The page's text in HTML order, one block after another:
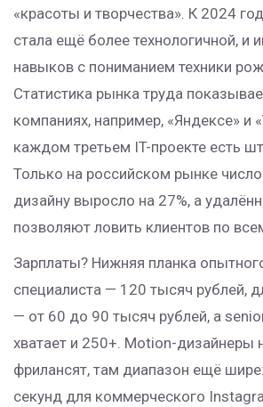
«красоты и творчества». К 2024
стала ещё более технологичной, и
навыков с пониманием техники
Статистика рынка труда
компаниях, например, «Яндексе» и
каждом третьем IT-проекте есть
Только на российском рынке
дизайну выросло на 27%, а
позволяют ловить клиентов по
Зарплаты? Нижняя планка
специалиста — 120 тысяч рублей,
— от 60 до 90 тысяч рублей, а
хватает и 250+. Motion-дизайнеры
фрилансят, там диапазон ещё
секунд для коммерческого